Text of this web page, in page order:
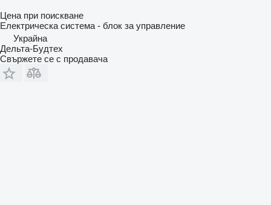
Цена при поискване
Електрическа система - блок за управление
Украйна
Дельта-Будтех
Свържете се с продавача